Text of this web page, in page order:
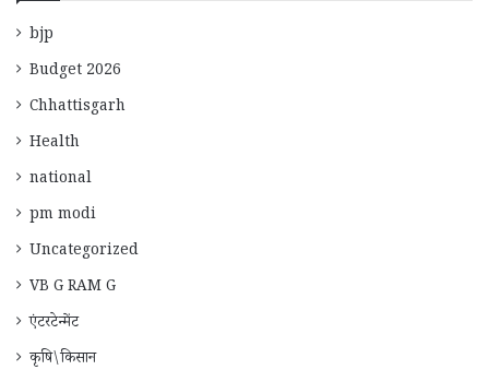
bjp
Budget 2026
Chhattisgarh
Health
national
pm modi
Uncategorized
VB G RAM G
एंटरटेन्मेंट
कृषि\किसान